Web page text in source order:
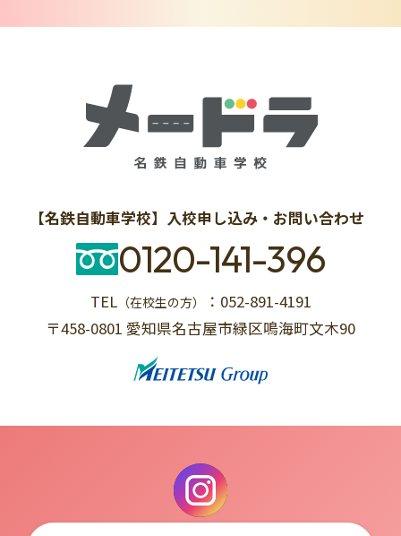
【名鉄自動車学校】入校申し込み・お問い合わせ
0120-141-396
TEL（在校生の方）
：052-891-4191
〒458-0801 愛知県名古屋市緑区鳴海町文木90